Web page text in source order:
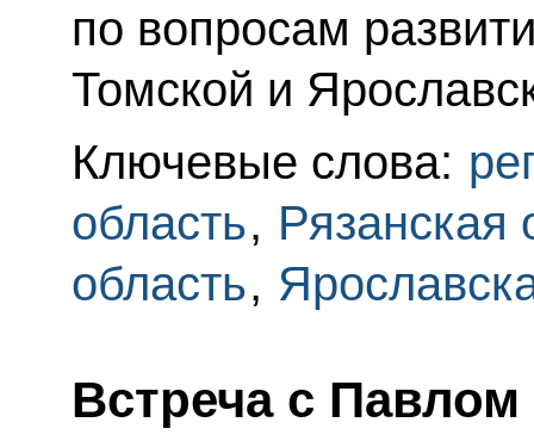
по вопросам
Томской и
Ключевые слова:
область, Рязанская
область,
Встреча с